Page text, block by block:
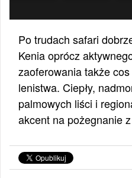
Po trudach safari
Kenia oprócz
zaoferowania także
lenistwa. Ciepły,
palmowych liści i
akcent na pożegnanie